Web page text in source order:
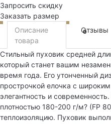
Запросить скидку
Заказать размер
Описание
товара
Отзывы
0
Стильный пуховик средней
который станет вашим
время года. Его утонченный
прострочкой елочка с
элегантность и
плотностью 180-200 г/м? (FP
теплоизоляцию. Пуховик